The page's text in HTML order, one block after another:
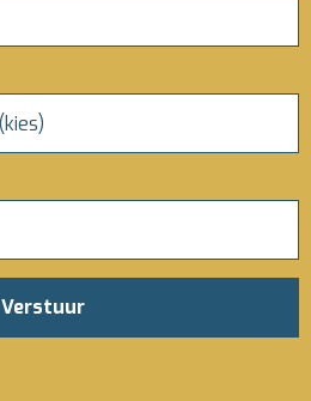
Verstuur